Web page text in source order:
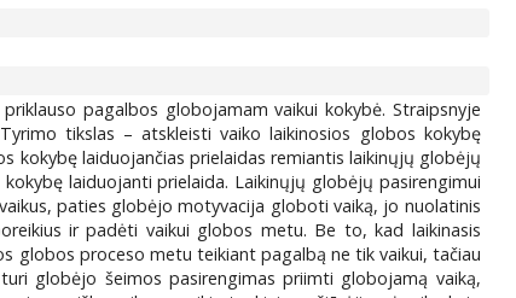
pagalbos globojamam vaikui kokybė. Straipsnyje
tikslas – atskleisti vaiko laikinosios globos kokybę
kokybę laiduojančias prielaidas remiantis laikinųjų globėjų
laiduojanti prielaida. Laikinųjų globėjų pasirengimui
paties globėjo motyvacija globoti vaiką, jo nuolatinis
ir padėti vaikui globos metu. Be to, kad laikinasis
globos proceso metu teikiant pagalbą ne tik vaikui, tačiau
globėjo šeimos pasirengimas priimti globojamą vaiką,